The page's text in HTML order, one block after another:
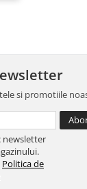
si promotiile
newsletter
Politica de